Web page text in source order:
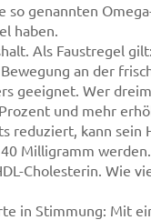
so genannten
haben.
Als Faustregel
an der
geeignet. Wer
und mehr
reduziert, kann sein
Milligramm werden.
Cholesterin. Wie
in Stimmung: Mit